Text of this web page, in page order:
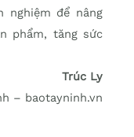
nghiệm để nâng
phẩm, tăng sức
Trúc Ly
– baotayninh.vn